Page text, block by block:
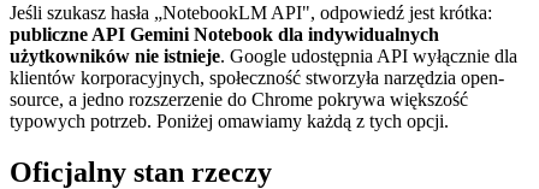
Jeśli szukasz hasła „NotebookLM API", odpowiedź jest krótka:
publiczne API Gemini Notebook dla indywidualnych
użytkowników nie istnieje. Google udostępnia API wyłącznie dla
klientów korporacyjnych, społeczność stworzyła narzędzia open-
source, a jedno rozszerzenie do Chrome pokrywa większość
typowych potrzeb. Poniżej omawiamy każdą z tych opcji.
Oficjalny stan rzeczy